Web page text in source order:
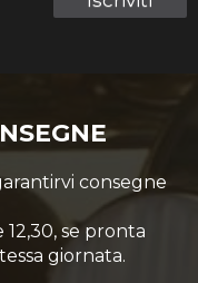
consegne
se pronta
giornata.